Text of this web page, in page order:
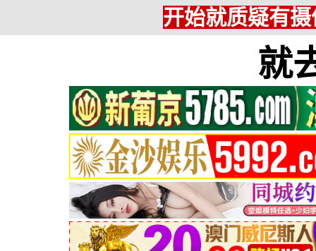
开始就质疑有
就